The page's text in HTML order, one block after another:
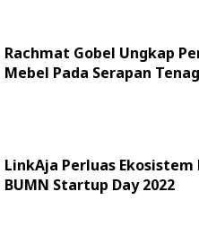
Rachmat Gobel Ungkap
Mebel Pada Serapan
LinkAja Perluas
BUMN Startup Day 2022